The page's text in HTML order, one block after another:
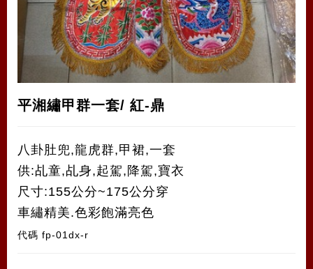
平湘繡甲群一套/ 紅-鼎
八卦肚兜,龍虎群,甲裙,一套
供:乩童,乩身,起駕,降駕,寶衣
尺寸:155公分~175公分穿
車繡精美.色彩飽滿亮色
代碼 fp-01dx-r